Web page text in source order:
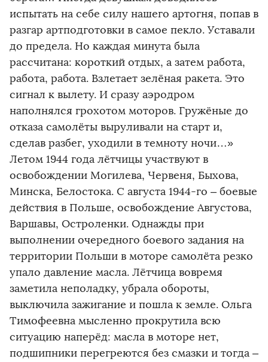
испытать на себе силу нашего артогня, попав в
разгар артподготовки в самое пекло. Уставали
до предела. Но каждая минута была
рассчитана: короткий отдых, а затем работа,
работа, работа. Взлетает зелёная ракета. Это
сигнал к вылету. И сразу аэродром
наполнялся грохотом моторов. Гружёные до
отказа самолёты выруливали на старт и,
сделав разбег, уходили в темноту ночи…»
Летом 1944 года лётчицы участвуют в
освобождении Могилева, Червеня, Быхова,
Минска, Белостока. С августа 1944-го – боевые
действия в Польше, освобождение Августова,
Варшавы, Остроленки. Однажды при
выполнении очередного боевого задания на
территории Польши в моторе самолёта резко
упало давление масла. Лётчица вовремя
заметила неполадку, убрала обороты,
выключила зажигание и пошла к земле. Ольга
Тимофеевна мысленно прокрутила всю
ситуацию наперёд: масла в моторе нет,
подшипники перегреются без смазки и тогда –